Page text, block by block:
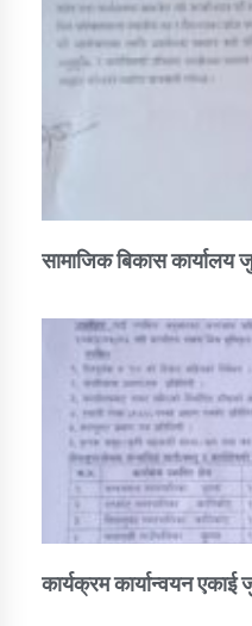
सामाजिक बिकास कार्यालय
कार्यक्रम कार्यान्वयन एकाई